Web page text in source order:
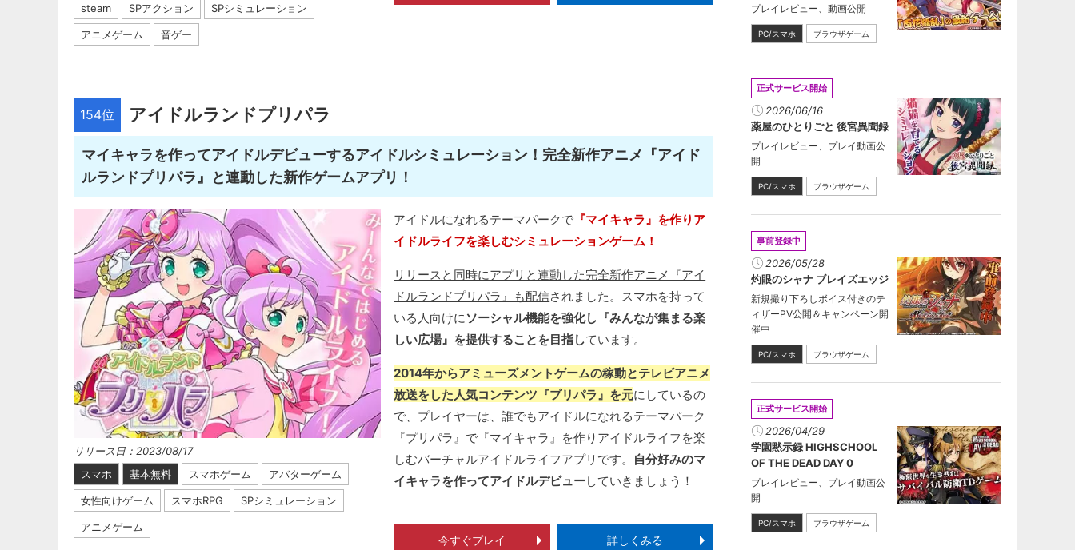
steam SPアクション SPシミュレーション
アニメゲーム 音ゲー
154位 アイドルランドプリパラ
マイキャラを作ってアイドルデビューするアイドルシミュレーション！完全新作アニメ『アイド
ルランドプリパラ』と連動した新作ゲームアプリ！
リリース日：2023/08/17
スマホ
基本無料 スマホゲーム アバターゲーム
女性向けゲーム スマホRPG SPシミュレーション
アニメゲーム
アイドルになれるテーマパークで 『マイキャラ』を作りア
イドルライフを楽しむシミュレーションゲーム！
リリースと同時にアプリと連動した完全新作アニメ『アイ
ドルランドプリパラ』も配信されました。スマホを持って
いる人向けに ソーシャル機能を強化し『みんなが集まる楽
しい広場』を提供することを目指しています。
2014年からアミューズメントゲームの稼動とテレビアニメ
放送をした人気コンテンツ『プリパラ』を元にしているの
で、プレイヤーは、誰でもアイドルになれるテーマパーク
『プリパラ』で『マイキャラ』を作りアイドルライフを楽
しむバーチャルアイドルライフアプリです。 自分好みのマ
イキャラを作ってアイドルデビューしていきましょう！
今すぐプレイ 詳しくみる
プレイレビュー、動画公開
PC/スマホ ブラウザゲーム
正式サービス開始
2026/06/16
薬屋のひとりごと 後宮異聞録
プレイレビュー、プレイ動画公
開
PC/スマホ ブラウザゲーム
事前登録中
2026/05/28
灼眼のシャナ ブレイズエッジ
新規撮り下ろしボイス付きのテ
ィザーPV公開＆キャンペーン開
催中
PC/スマホ ブラウザゲーム
正式サービス開始
2026/04/29
学園黙示録 HIGHSCHOOL
OF THE DEAD DAY 0
プレイレビュー、プレイ動画公
開
PC/スマホ ブラウザゲーム